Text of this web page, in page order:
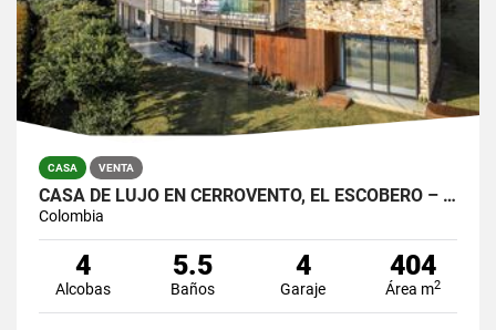
CASA VENTA
CASA DE LUJO EN CERROVENTO, EL ESCOBERO – ENVIGADO
Colombia
4
Alcobas
5.5
Baños
4
Garaje
404
Área m2